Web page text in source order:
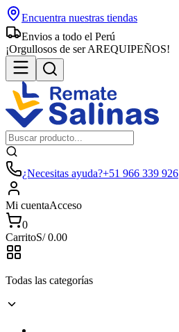
Encuentra nuestras tiendas
Envios a todo el Perú
¡Orgullosos de ser AREQUIPEÑOS!
¿Necesitas ayuda?+51 966 339 926
Mi cuentaAcceso
0
CarritoS/0.00
Todas las categorías